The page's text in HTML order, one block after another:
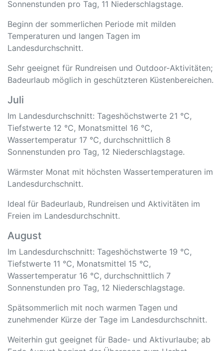
Sonnenstunden pro Tag, 11 Niederschlagstage.
Beginn der sommerlichen Periode mit milden
Temperaturen und langen Tagen im
Landesdurchschnitt.
Sehr geeignet für Rundreisen und Outdoor-Aktivitäten;
Badeurlaub möglich in geschützteren Küstenbereichen.
Juli
Im Landesdurchschnitt: Tageshöchstwerte 21 °C,
Tiefstwerte 12 °C, Monatsmittel 16 °C,
Wassertemperatur 17 °C, durchschnittlich 8
Sonnenstunden pro Tag, 12 Niederschlagstage.
Wärmster Monat mit höchsten Wassertemperaturen im
Landesdurchschnitt.
Ideal für Badeurlaub, Rundreisen und Aktivitäten im
Freien im Landesdurchschnitt.
August
Im Landesdurchschnitt: Tageshöchstwerte 19 °C,
Tiefstwerte 11 °C, Monatsmittel 15 °C,
Wassertemperatur 16 °C, durchschnittlich 7
Sonnenstunden pro Tag, 12 Niederschlagstage.
Spätsommerlich mit noch warmen Tagen und
zunehmender Kürze der Tage im Landesdurchschnitt.
Weiterhin gut geeignet für Bade- und Aktivurlaube; ab